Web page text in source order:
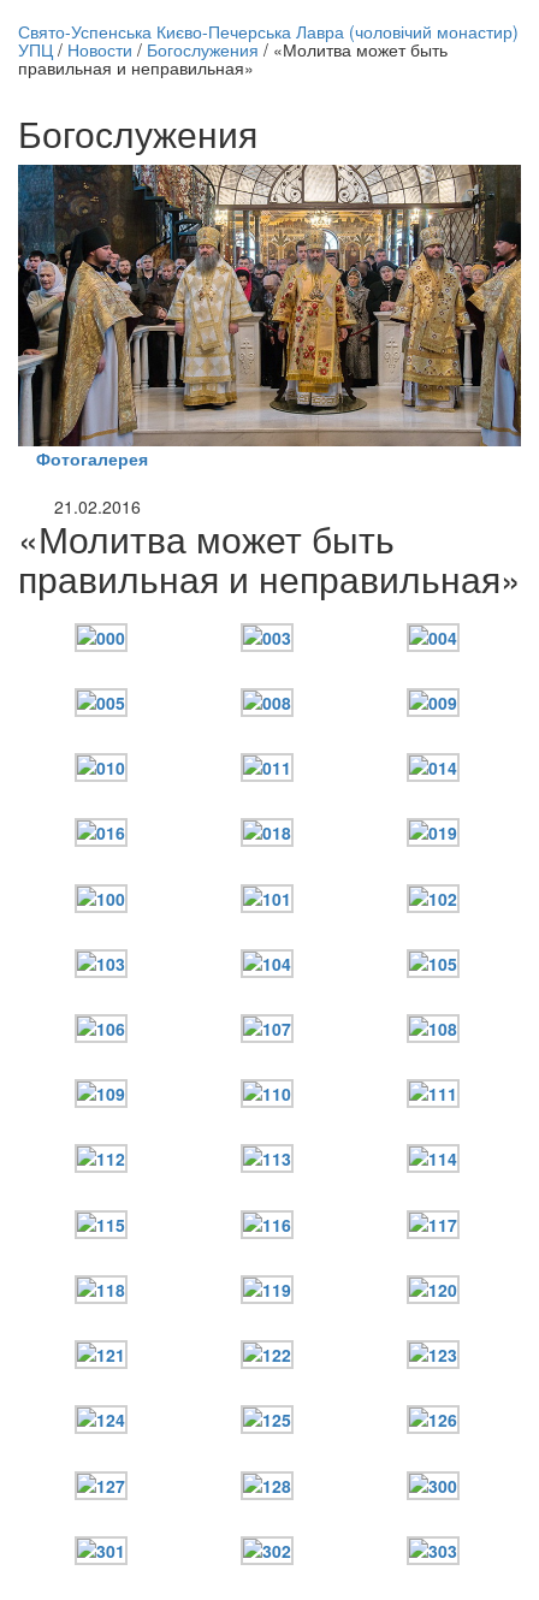
трансляция | 12 сентября
трансляции
Онлайн трансляции
Веб-камеры
12 сентября 2015
Название трансляции
12 сентября 2015
Название трансляции
12 сентября 2015
Название трансляции
12 сентября 2015
Название трансляции
12 сентября 2015
Название трансляции
12 сентября 2015
Название трансляции
Свято-Успенська Києво-Печерська Лавра (чоловічий монастир)
УПЦ / Новости / Богослужения / «Молитва может быть
правильная и неправильная»
Богослужения
Фотогалерея
21.02.2016
«Молитва может быть
правильная и неправильная»